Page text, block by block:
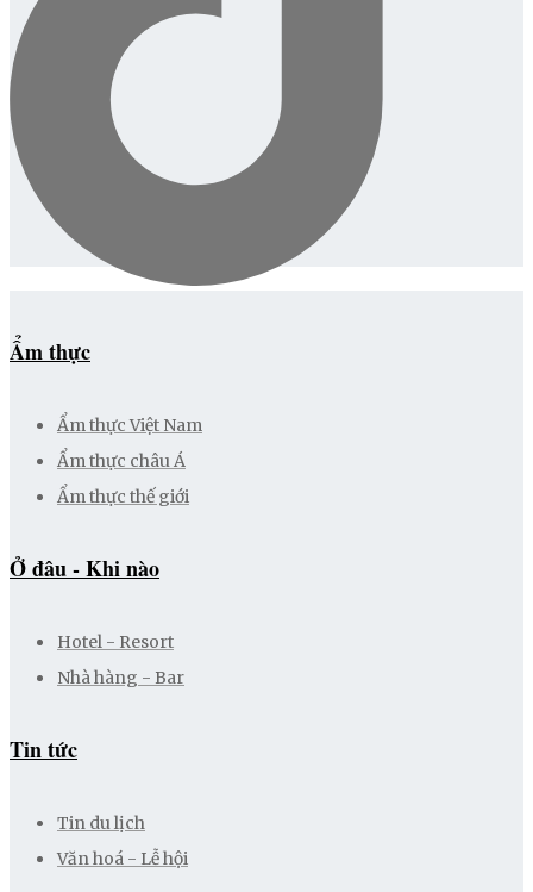
Ẩm thực
Ẩm thực Việt Nam
Ẩm thực châu Á
Ẩm thực thế giới
Ở đâu - Khi nào
Hotel - Resort
Nhà hàng - Bar
Tin tức
Tin du lịch
Văn hoá - Lễ hội